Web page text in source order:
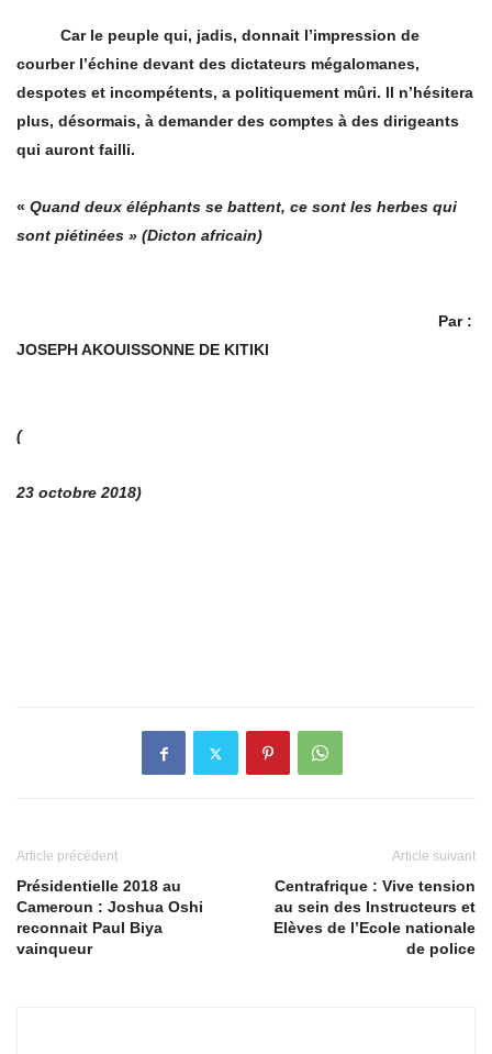
Car le peuple qui, jadis, donnait l’impression de
courber l’échine devant des dictateurs mégalomanes,
despotes et incompétents, a politiquement mûri. Il n’hésitera
plus, désormais, à demander des comptes à des dirigeants
qui auront failli.
« Quand deux éléphants se battent, ce sont les herbes qui
sont piétinées » (Dicton africain)
Par :
JOSEPH AKOUISSONNE DE KITIKI
(
23 octobre 2018)
Article précédent
Présidentielle 2018 au
Cameroun : Joshua Oshi
reconnait Paul Biya
vainqueur
Article suivant
Centrafrique : Vive tension
au sein des Instructeurs et
Elèves de l’Ecole nationale
de police